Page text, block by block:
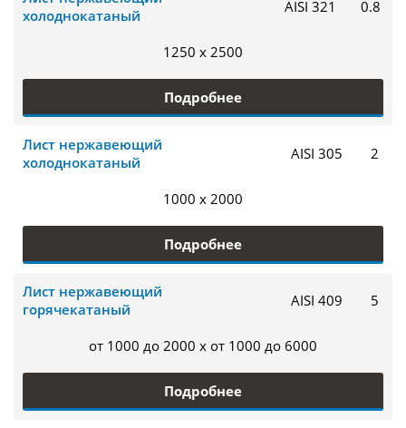
холоднокатаный
AISI 321 0.8
1250 x 2500
Подробнее
Лист нержавеющий
холоднокатаный
AISI 305 2
1000 x 2000
Подробнее
Лист нержавеющий
горячекатаный
AISI 409 5
от 1000 до 2000 x от 1000 до 6000
Подробнее